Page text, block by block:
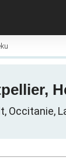
Occitanie,